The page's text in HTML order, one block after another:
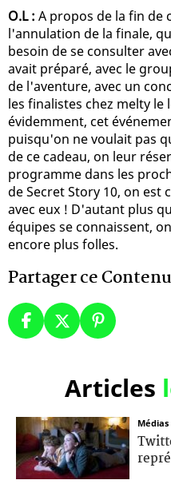
O.L : A propos de la fin de
l'annulation de la finale,
besoin de se consulter
avait préparé, avec le
de l'aventure, avec un
les finalistes chez melty le
évidemment, cet
puisqu'on ne voulait pas
de ce cadeau, on leur
programme dans les
de Secret Story 10, on
avec eux ! D'autant plus
équipes se connaissent,
encore plus folles.
Partager ce Contenu
Articles
Médias